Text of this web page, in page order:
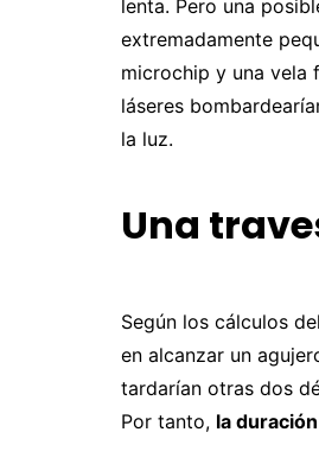
lenta. Pero una
extremadamente
microchip y una vela
láseres
la luz.
Una
Según los cálculos
en alcanzar un
tardarían otras dos
Por tanto, la